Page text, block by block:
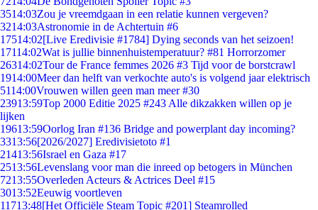
3514:03Zou je vreemdgaan in een relatie kunnen vergeven?
3214:03Astronomie in de Achtertuin #6
17514:02[Live Eredivisie #1784] Dying seconds van het seizoen!
17114:02Wat is jullie binnenhuistemperatuur? #81 Horrorzomer
26314:02Tour de France femmes 2026 #3 Tijd voor de borstcrawl
1914:00Meer dan helft van verkochte auto's is volgend jaar elektrisch
5114:00Vrouwen willen geen man meer #30
23913:59Top 2000 Editie 2025 #243 Alle dikzakken willen op je
lijken
19613:59Oorlog Iran #136 Bridge and powerplant day incoming?
3313:56[2026/2027] Eredivisietoto #1
21413:56Israel en Gaza #17
2513:56Levenslang voor man die inreed op betogers in München
7213:55Overleden Acteurs & Actrices Deel #15
3013:52Eeuwig voortleven
11713:48[Het Officiële Steam Topic #201] Steamrolled